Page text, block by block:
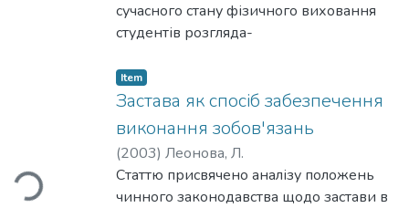
сучасного стану фізичного виховання
студентів розгляда-
занять фізичною культурою і спортом
на стан соматичного здоров 'я.
Loading...
Item
Застава як спосіб забезпечення
виконання зобов'язань
(2003) Леонова, Л.
Статтю присвячено аналізу положень
чинного законодавства щодо застави в